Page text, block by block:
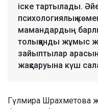
іске тартылады.
психологиялық
мамандардың
толыққанды жұмыс
зайыптылар
жақсаруына күш
Гүлмира Шрахметова